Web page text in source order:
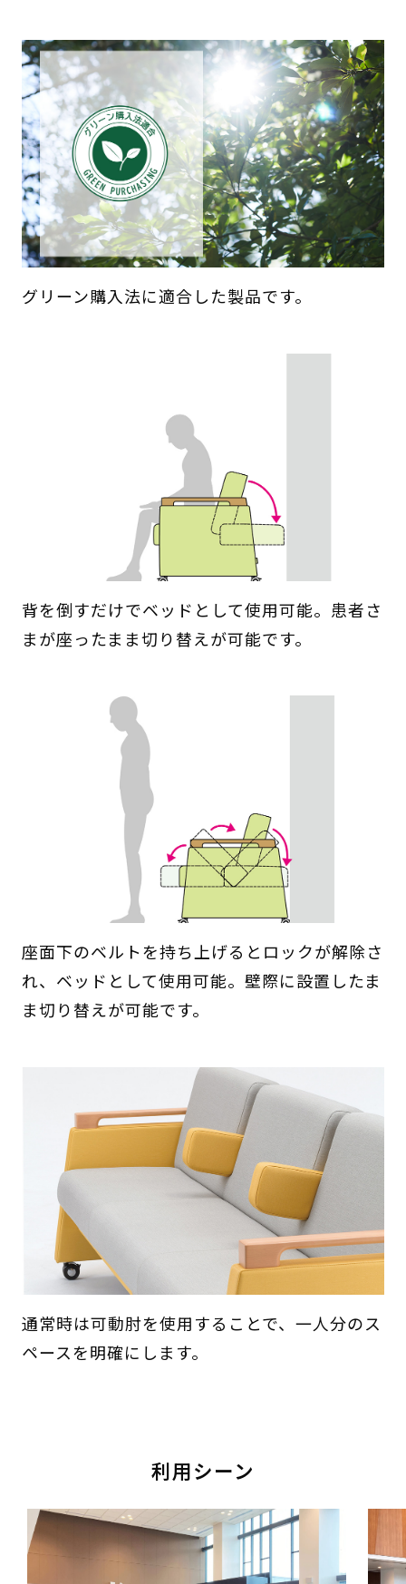
グリーン購入法に適合した製品です。
背を倒すだけでベッドとして使用可能。患者さ
まが座ったまま切り替えが可能です。
座面下のベルトを持ち上げるとロックが解除さ
れ、ベッドとして使用可能。壁際に設置したま
ま切り替えが可能です。
通常時は可動肘を使用することで、一人分のス
ペースを明確にします。
利用シーン